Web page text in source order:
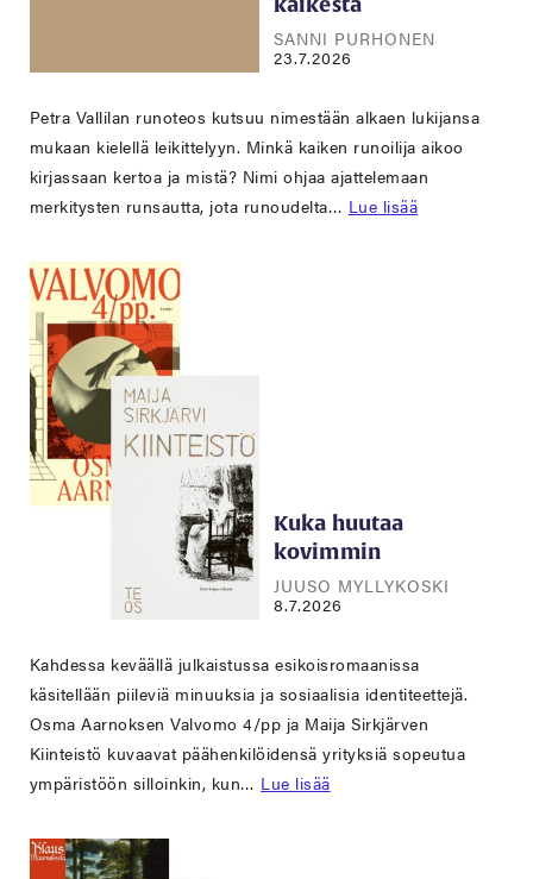
SANNI PURHONEN
23.7.2026
Petra Vallilan runoteos kutsuu nimestään alkaen lukijansa
mukaan kielellä leikittelyyn. Minkä kaiken runoilija aikoo
kirjassaan kertoa ja mistä? Nimi ohjaa ajattelemaan
merkitysten runsautta, jota runoudelta… Lue lisää
Kuka huutaa
kovimmin
JUUSO MYLLYKOSKI
8.7.2026
Kahdessa keväällä julkaistussa esikoisromaanissa
käsitellään piileviä minuuksia ja sosiaalisia identiteettejä.
Osma Aarnoksen Valvomo 4/pp ja Maija Sirkjärven
Kiinteistö kuvaavat päähenkilöidensä yrityksiä sopeutua
ympäristöön silloinkin, kun… Lue lisää